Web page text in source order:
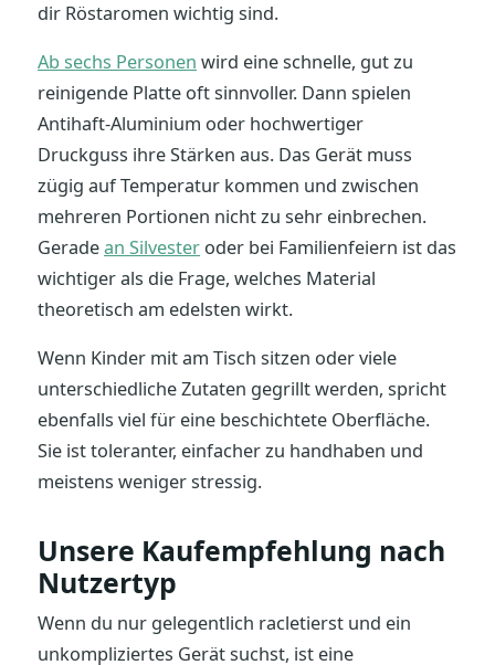
dir Röstaromen wichtig sind.
Ab sechs Personen wird eine schnelle, gut zu
reinigende Platte oft sinnvoller. Dann spielen
Antihaft-Aluminium oder hochwertiger
Druckguss ihre Stärken aus. Das Gerät muss
zügig auf Temperatur kommen und zwischen
mehreren Portionen nicht zu sehr einbrechen.
Geradean Silvester oder bei Familienfeiern ist das
wichtiger als die Frage, welches Material
theoretisch am edelsten wirkt.
Wenn Kinder mit am Tisch sitzen oder viele
unterschiedliche Zutaten gegrillt werden, spricht
ebenfalls viel für eine beschichtete Oberfläche.
Sie ist toleranter, einfacher zu handhaben und
meistens weniger stressig.
Unsere Kaufempfehlung nach
Nutzertyp
Wenn du nur gelegentlich racletierst und ein
unkompliziertes Gerät suchst, ist eine